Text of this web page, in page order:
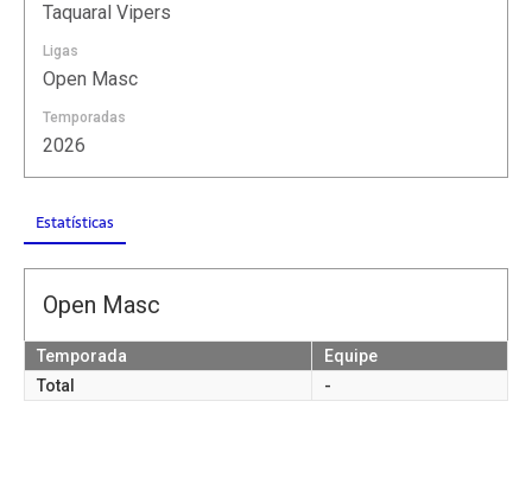
Taquaral Vipers
Ligas
Open Masc
Temporadas
2026
Estatísticas
Open Masc
Temporada
Equipe
Total
-